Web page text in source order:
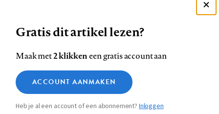
op
Facebook
op
LinkedIn
op
Bluesky
ons
op
InstagramYouTube
Footer
Contact Colofon Disclaimer Privacy
Medische vragen verdienen
betrouwbare antwoorden
Zie onze cookie policy
Analytische cookies
Marketing cookies
Gratis dit artikel lezen?
Maak met2 klikkeneen gratis account aan
ACCOUNT AANMAKEN
Heb je al een account of een abonnement?Inloggen